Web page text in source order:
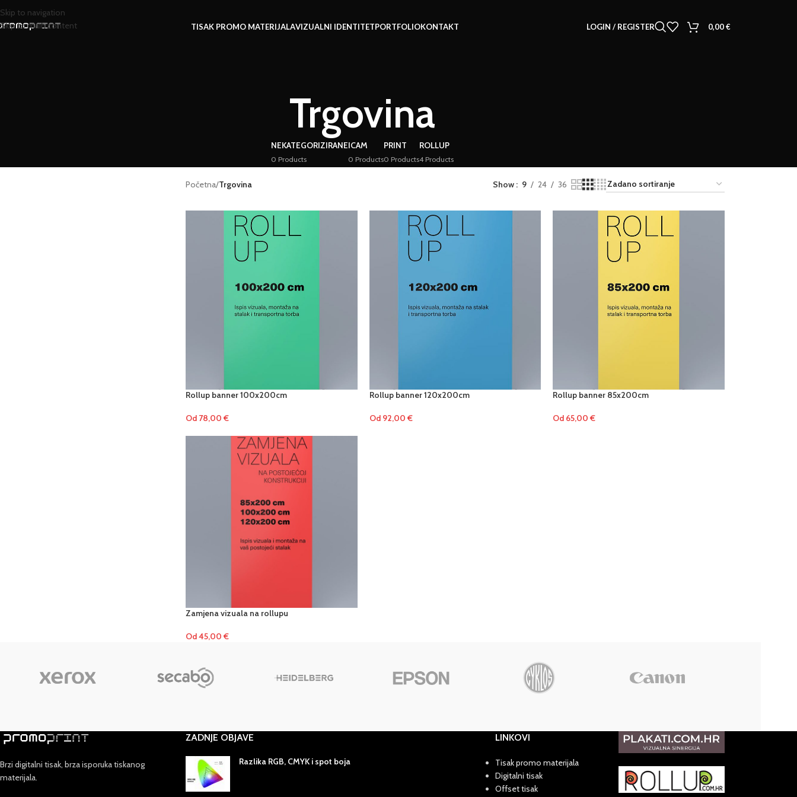
Skip to navigation
Skip to main content
TISAK PROMO MATERIJALAVIZUALNI IDENTITETPORTFOLIOKONTAKT LOGIN / REGISTER 0,00€
Trgovina
NEKATEGORIZIRANE
0 Products
ICAM
0 Products
PRINT
0 Products
ROLLUP
4 Products
Početna/Trgovina Show 9 24 36
Rollup banner 100x200cm
Od 78,00 €
Rollup banner 120x200cm
Od 92,00 €
Rollup banner 85x200cm
Od 65,00€
Zamjena vizuala na rollupu
Od45,00 €
Brzi digitalni tisak, brza isporuka tiskanog
materijala.
ZADNJE OBJAVE
Razlika RGB, CMYK i spot boja
LINKOVI
Tisak promo materijala
Digitalni tisak
Offset tisak